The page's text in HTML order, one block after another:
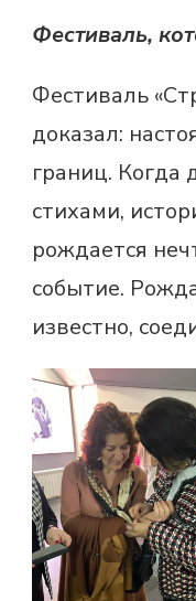
Фестиваль,
Фестиваль
доказал:
границ. Когда
стихами,
рождается
событие.
известно,